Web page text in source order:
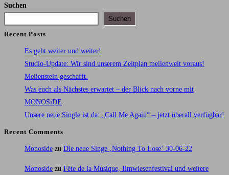
ein
Suchen
Suchen
Recent Posts
Es geht weiter und weiter!
Studio-Update: Wir sind unserem Zeitplan meilenweit voraus!
Meilenstein geschafft.
Was euch als Nächstes erwartet – der Blick nach vorne mit
MONOSiDE
Unsere neue Single ist da: „Call Me Again“ – jetzt überall verfügbar!
Recent Comments
Monoside zu Die neue Singe ‚Nothing To Lose‘ 30-06-22
Monoside zu Fête de la Musique, Ilmwiesenfestival und weitere